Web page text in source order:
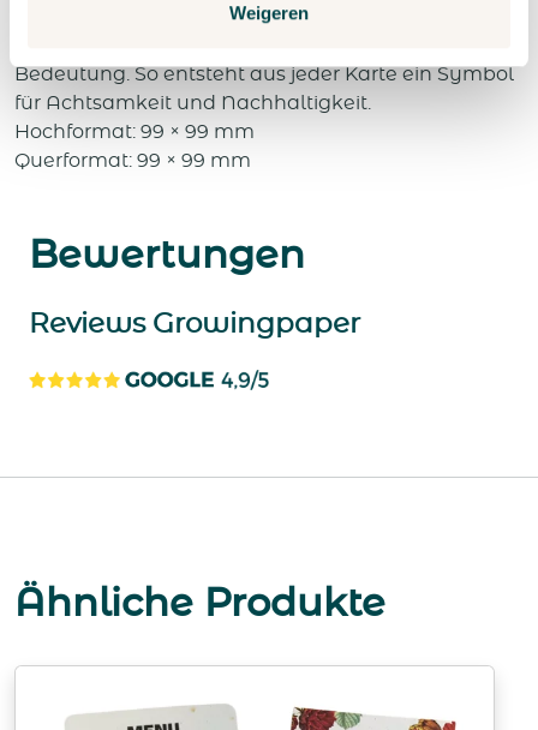
Weigeren
eignet sich wunderbar für Danksagungen,
Bedeutung. So entsteht aus jeder Karte ein Symbol
für Achtsamkeit und Nachhaltigkeit.
Hochformat: 99 × 99 mm
Querformat: 99 × 99 mm
Bewertungen
Reviews Growingpaper
Ähnliche Produkte